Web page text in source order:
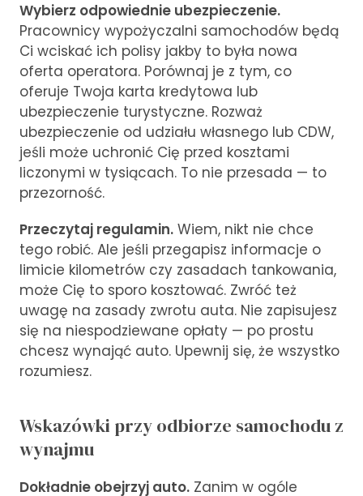
Wybierz odpowiednie ubezpieczenie.
Pracownicy wypożyczalni samochodów będą
Ci wciskać ich polisy jakby to była nowa
oferta operatora. Porównaj je z tym, co
oferuje Twoja karta kredytowa lub
ubezpieczenie turystyczne. Rozważ
ubezpieczenie od udziału własnego lub CDW,
jeśli może uchronić Cię przed kosztami
liczonymi w tysiącach. To nie przesada — to
przezorność.
Przeczytaj regulamin. Wiem, nikt nie chce
tego robić. Ale jeśli przegapisz informacje o
limicie kilometrów czy zasadach tankowania,
może Cię to sporo kosztować. Zwróć też
uwagę na zasady zwrotu auta. Nie zapisujesz
się na niespodziewane opłaty — po prostu
chcesz wynająć auto. Upewnij się, że wszystko
rozumiesz.
Wskazówki przy odbiorze samochodu z
wynajmu
Dokładnie obejrzyj auto. Zanim w ogóle